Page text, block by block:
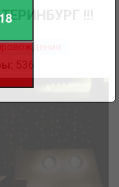
!!!
536